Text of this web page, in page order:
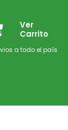
Ver
Carrito
a todo el país